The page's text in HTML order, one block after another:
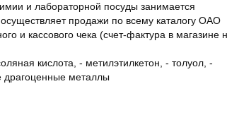
и лабораторной посуды занимается
продажи по всему каталогу ОАО
и кассового чека (счет-фактура в магазине
кислота, - метилэтилкетон, - толуол, -
металлы